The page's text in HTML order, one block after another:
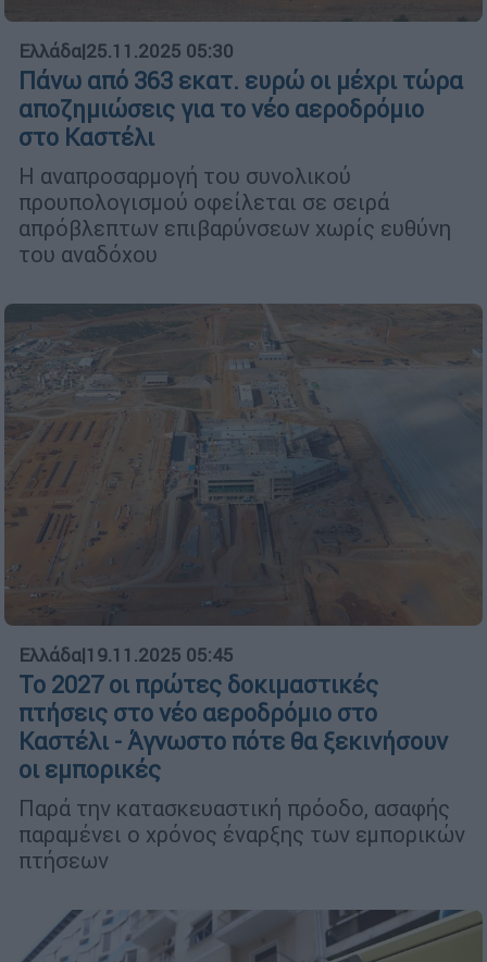
Ελλάδα|25.11.2025 05:30
Πάνω από 363 εκατ. ευρώ οι μέχρι τώρα
αποζημιώσεις για το νέο αεροδρόμιο
στο Καστέλι
Η αναπροσαρμογή του συνολικού
προυπολογισμού οφείλεται σε σειρά
απρόβλεπτων επιβαρύνσεων χωρίς ευθύνη
του αναδόχου
Ελλάδα|19.11.2025 05:45
Το 2027 οι πρώτες δοκιμαστικές
πτήσεις στο νέο αεροδρόμιο στο
Καστέλι - Άγνωστο πότε θα ξεκινήσουν
οι εμπορικές
Παρά την κατασκευαστική πρόοδο, ασαφής
παραμένει ο χρόνος έναρξης των εμπορικών
πτήσεων